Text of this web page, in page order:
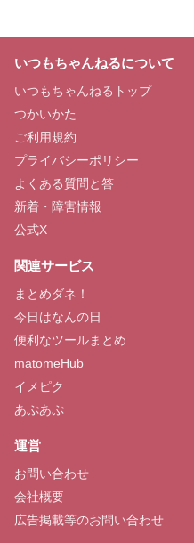
いつもちゃんねるについて
いつもちゃんねるトップ
つかいかた
ご利用規約
プライバシーポリシー
よくある質問と答
新着・障害情報
公式X
関連サービス
まとめダネ！
今日はなんの日
便利なツールまとめ
matomeHub
イメピク
あぷあぷ
運営
お問い合わせ
会社概要
広告掲載等のお問い合わせ